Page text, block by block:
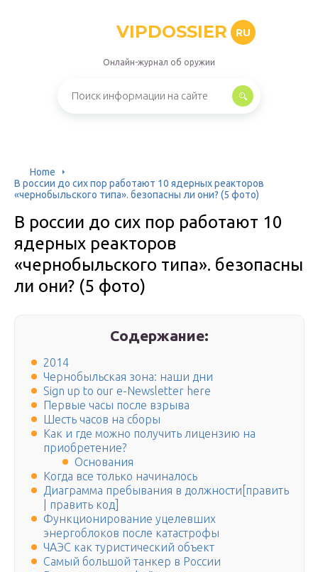
VIPDOSSIER RU
Онлайн-журнал об оружии
Home
В россии до сих пор работают 10 ядерных реакторов
«чернобыльского типа». безопасны ли они? (5 фото)
В россии до сих пор работают 10
ядерных реакторов
«чернобыльского типа». безопасны
ли они? (5 фото)
Содержание:
2014
Чернобыльская зона: наши дни
Sign up to our e-Newsletter here
Первые часы после взрыва
Шесть часов на сборы
Как и где можно получить лицензию на
приобретение?
Основания
Когда все только начиналось
Диаграмма пребывания в должности[править
| править код]
Функционирование уцелевших
энергоблоков после катастрофы
ЧАЭС как туристический объект
Самый большой танкер в России